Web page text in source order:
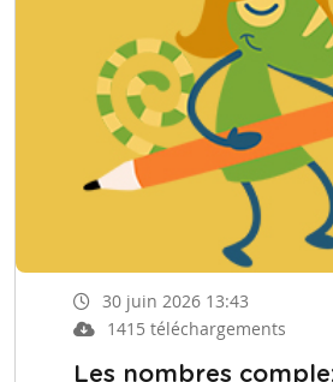
30 juin 2026 13:43
1415 téléchargements
Les nombres